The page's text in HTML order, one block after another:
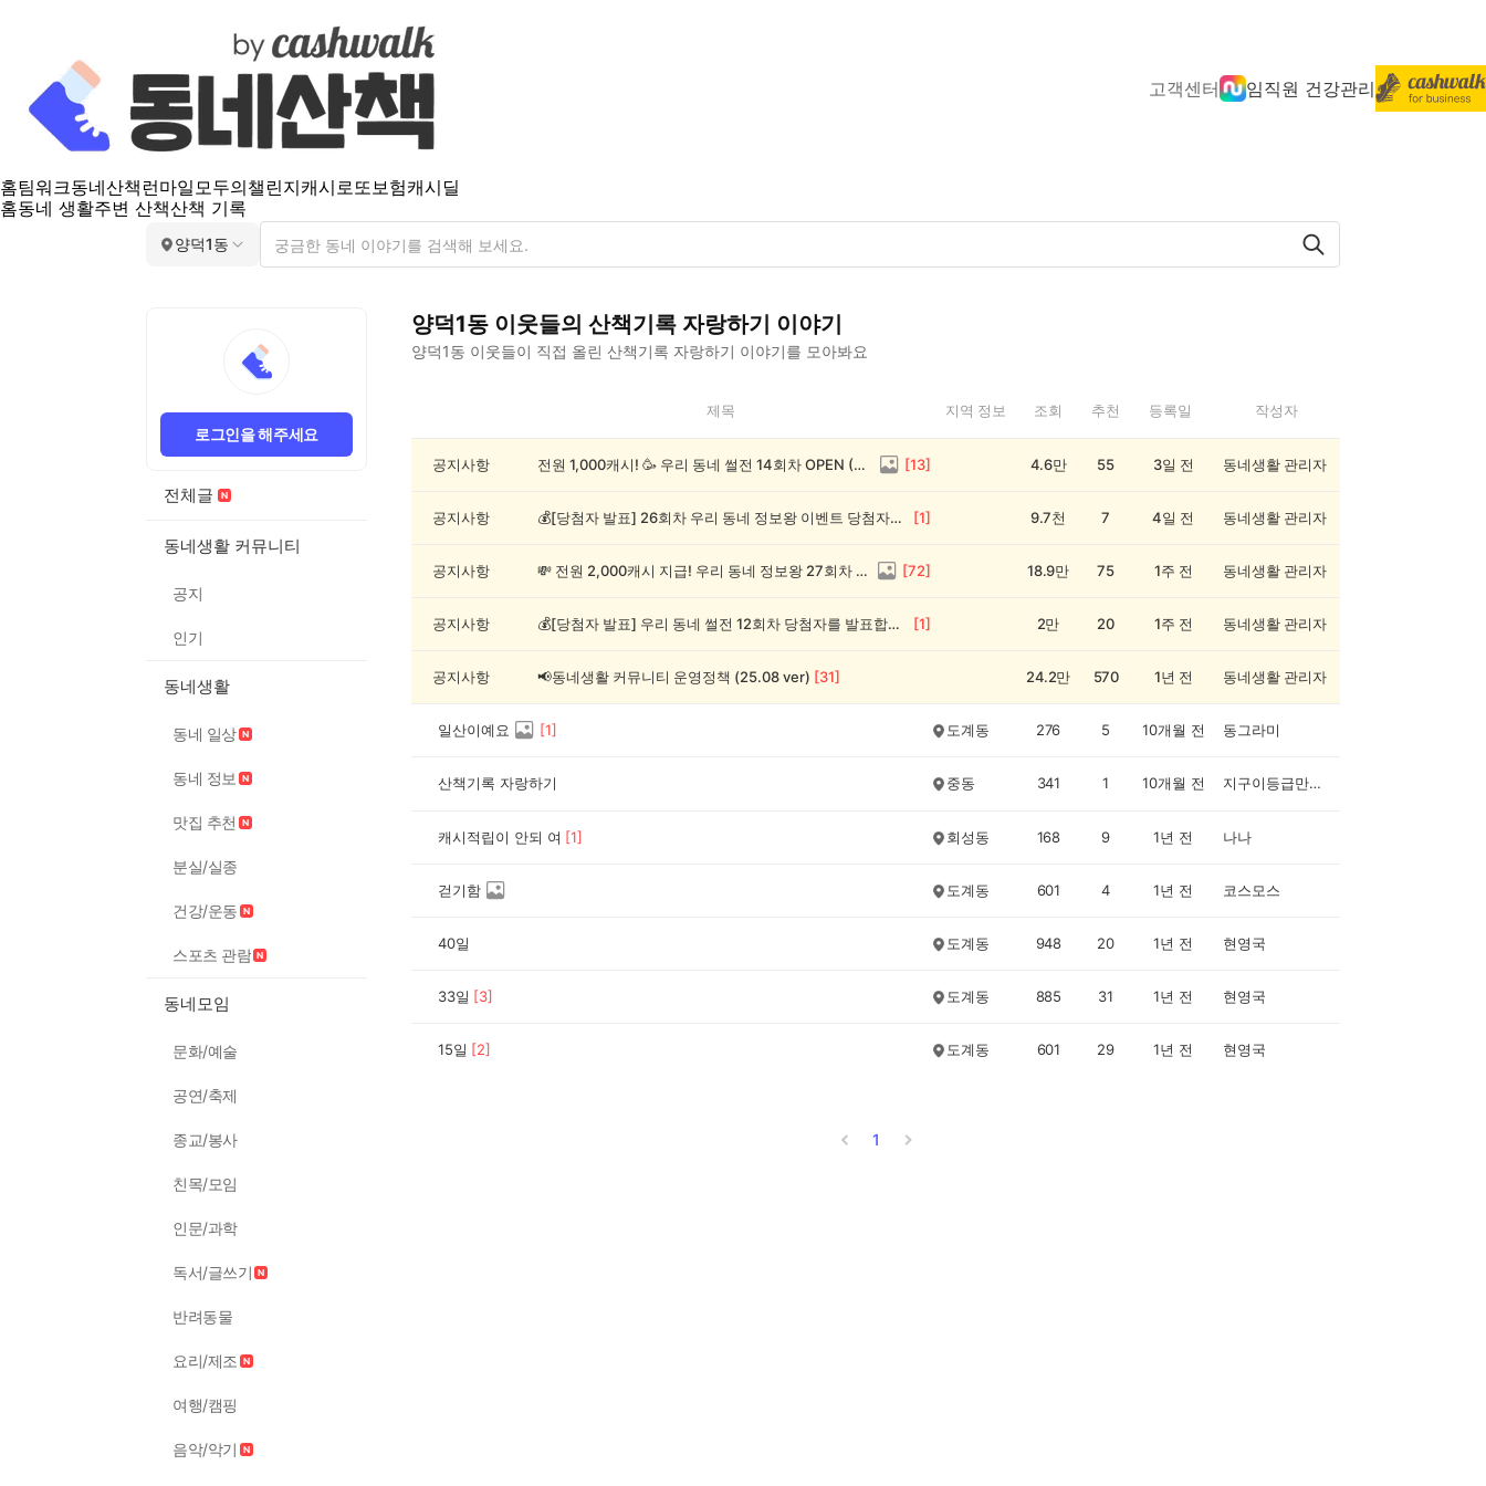
고객센터 임직원 건강관리
홈팀워크동네산책 런마일모두의챌린지캐시로또보험캐시딜
홈동네 생활주변 산책산책 기록
양덕1동
로그인을 해주세요
전체글
동네생활 커뮤니티
공지
인기
동네생활
동네 일상
동네 정보
맛집 추천
분실/실종
건강/운동
스포츠 관람
동네모임
문화/예술
공연/축제
종교/봉사
친목/모임
인문/과학
독서/글쓰기
반려동물
요리/제조
여행/캠핑
음악/악기
양덕1동 이웃들의 산책기록 자랑하기 이야기
양덕1동 이웃들이 직접 올린 산책기록 자랑하기 이야기를 모아봐요
1
목
제목 지역 정보 조회 추천 등록일 작성자
공지사항 전원 1,000캐시! 🥳 우리 동네 썰전 14회차 OPEN (~8/17) [13] 4.6만 55 3일 전 동네생활 관리자
공지사항 💰[당첨자 발표] 26회차 우리 동네 정보왕 이벤트 당첨자를 발표합니다! [1] 9.7천 7 4일 전 동네생활 관리자
공지사항 💸 전원 2,000캐시 지급! 우리 동네 정보왕 27회차 (~8/10) [72] 18.9만 75 1주 전 동네생활 관리자
공지사항 💰[당첨자 발표] 우리 동네 썰전 12회차 당첨자를 발표합니다! [1] 2만 20 1주 전 동네생활 관리자
공지사항 📢동네생활 커뮤니티 운영정책 (25.08 ver) [31] 24.2만 570 1년 전 동네생활 관리자
일산이예요 [1] 도계동 276 5 10개월 전 동그라미
산책기록 자랑하기 중동 341 1 10개월 전 지구이등급만보기
캐시적립이 안되 여 [1] 회성동 168 9 1년 전 나나
걷기함 도계동 601 4 1년 전 코스모스
40일 도계동 948 20 1년 전 현영국
33일 [3] 도계동 885 31 1년 전 현영국
15일 [2] 도계동 601 29 1년 전 현영국
1